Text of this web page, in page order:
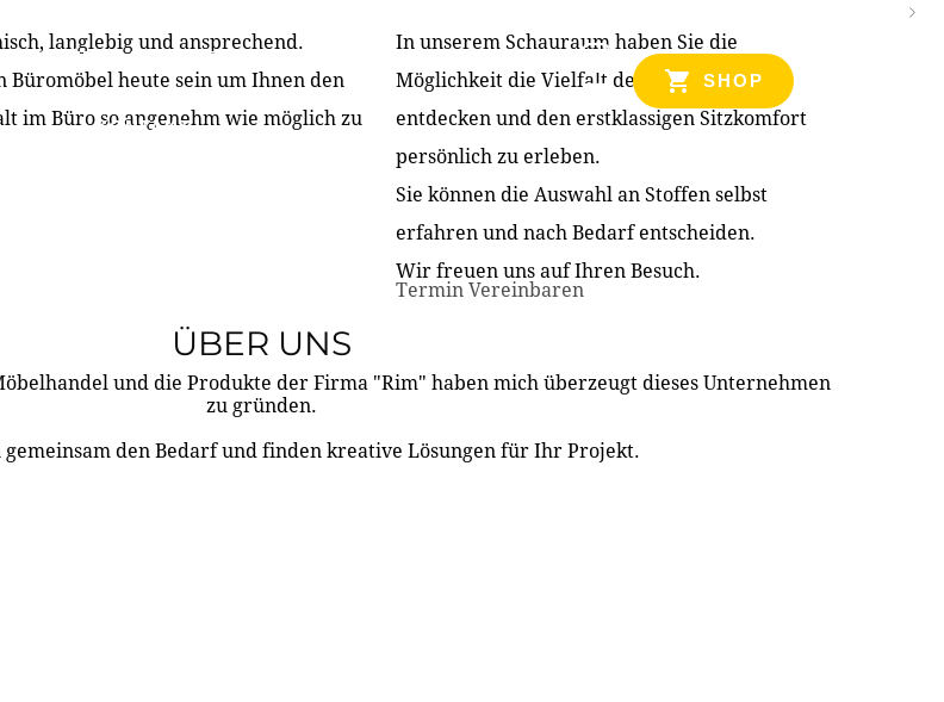
ÜBER UNS PARTNER & REFERENZEN
KONTAKT
SHOP
langlebig und ansprechend.
Büromöbel heute sein um Ihnen den
im Büro so angenehm wie möglich zu
In unserem Schauraum haben Sie die
Möglichkeit die Vielfalt der Produkte zu
entdecken und den erstklassigen Sitzkomfort
persönlich zu erleben.
Sie können die Auswahl an Stoffen selbst
erfahren und nach Bedarf entscheiden.
Wir freuen uns auf Ihren Besuch.
Termin Vereinbaren
ÜBER UNS
und die Produkte der Firma "Rim" haben mich überzeugt dieses Unternehmen
zu gründen.
den Bedarf und finden kreative Lösungen für Ihr Projekt.